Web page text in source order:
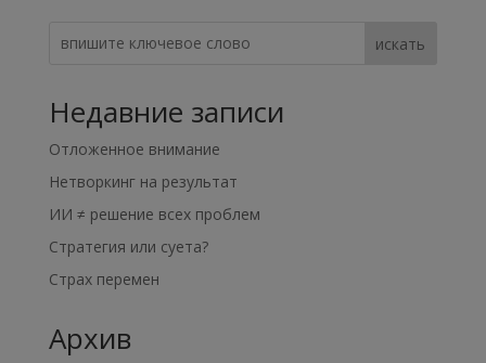
искать
Недавние записи
Отложенное внимание
Нетворкинг на результат
ИИ ≠ решение всех проблем
Стратегия или суета?
Страх перемен
Архив